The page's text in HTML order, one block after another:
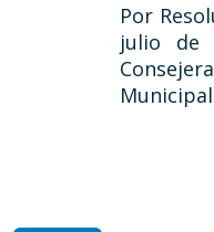
Por
julio de